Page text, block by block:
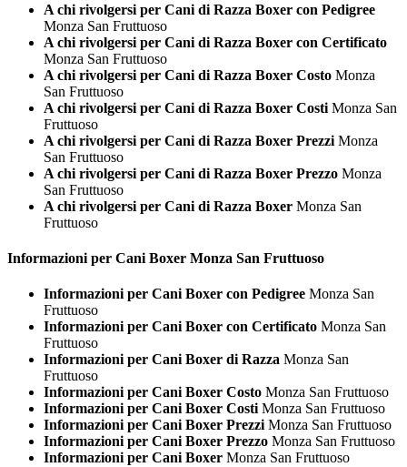
A chi rivolgersi per Cani di Razza Boxer con Pedigree
Monza San Fruttuoso
A chi rivolgersi per Cani di Razza Boxer con Certificato
Monza San Fruttuoso
A chi rivolgersi per Cani di Razza Boxer Costo Monza
San Fruttuoso
A chi rivolgersi per Cani di Razza Boxer Costi Monza San
Fruttuoso
A chi rivolgersi per Cani di Razza Boxer Prezzi Monza
San Fruttuoso
A chi rivolgersi per Cani di Razza Boxer Prezzo Monza
San Fruttuoso
A chi rivolgersi per Cani di Razza Boxer Monza San
Fruttuoso
Informazioni per Cani Boxer Monza San Fruttuoso
Informazioni per Cani Boxer con Pedigree Monza San
Fruttuoso
Informazioni per Cani Boxer con Certificato Monza San
Fruttuoso
Informazioni per Cani Boxer di Razza Monza San
Fruttuoso
Informazioni per Cani Boxer Costo Monza San Fruttuoso
Informazioni per Cani Boxer CostiMonza San Fruttuoso
Informazioni per Cani Boxer PrezziMonza San Fruttuoso
Informazioni per Cani Boxer Prezzo Monza San Fruttuoso
Informazioni per Cani Boxer Monza San Fruttuoso